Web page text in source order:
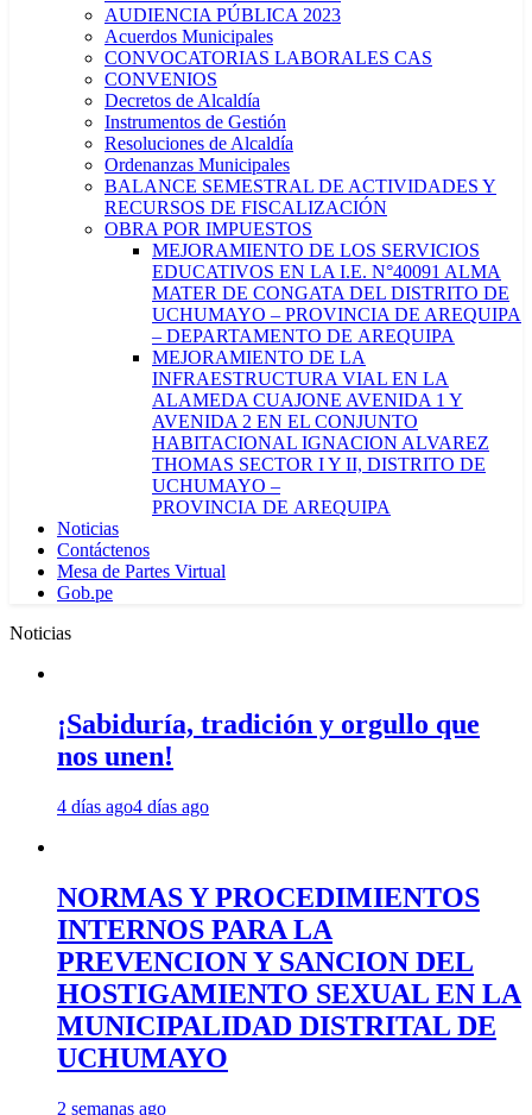
AUDIENCIA PÚBLICA 2023
Acuerdos Municipales
CONVOCATORIAS LABORALES CAS
CONVENIOS
Decretos de Alcaldía
Instrumentos de Gestión
Resoluciones de Alcaldía
Ordenanzas Municipales
BALANCE SEMESTRAL DE ACTIVIDADES Y
RECURSOS DE FISCALIZACIÓN
OBRA POR IMPUESTOS
MEJORAMIENTO DE LOS SERVICIOS
EDUCATIVOS EN LA I.E. N°40091 ALMA
MATER DE CONGATA DEL DISTRITO DE
UCHUMAYO – PROVINCIA DE AREQUIPA
– DEPARTAMENTO DE AREQUIPA
MEJORAMIENTO DE LA
INFRAESTRUCTURA VIAL EN LA
ALAMEDA CUAJONE AVENIDA 1 Y
AVENIDA 2 EN EL CONJUNTO
HABITACIONAL IGNACION ALVAREZ
THOMAS SECTOR I Y II, DISTRITO DE
UCHUMAYO –
PROVINCIA DE AREQUIPA
Noticias
Contáctenos
Mesa de Partes Virtual
Gob.pe
Noticias
¡Sabiduría, tradición y orgullo que
nos unen!
4 días ago4 días ago
NORMAS Y PROCEDIMIENTOS
INTERNOS PARA LA
PREVENCION Y SANCION DEL
HOSTIGAMIENTO SEXUAL EN LA
MUNICIPALIDAD DISTRITAL DE
UCHUMAYO
2 semanas ago